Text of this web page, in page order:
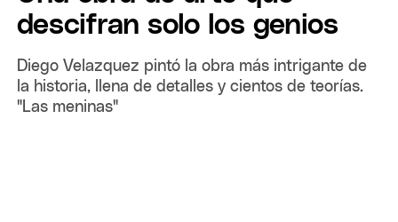
descifran solo los genios
Diego Velazquez pintó la obra más intrigante de
la historia, llena de detalles y cientos de teorías.
"Las meninas"